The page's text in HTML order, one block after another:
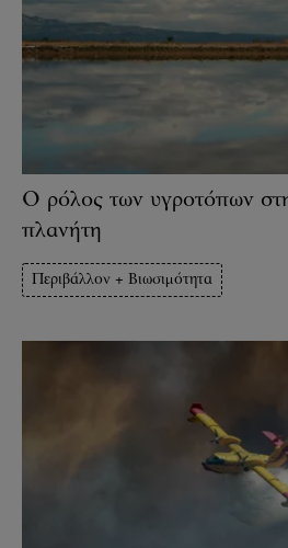
Ο ρόλος των υγροτόπων
πλανήτη
Περιβάλλον + Βιωσιμότητα